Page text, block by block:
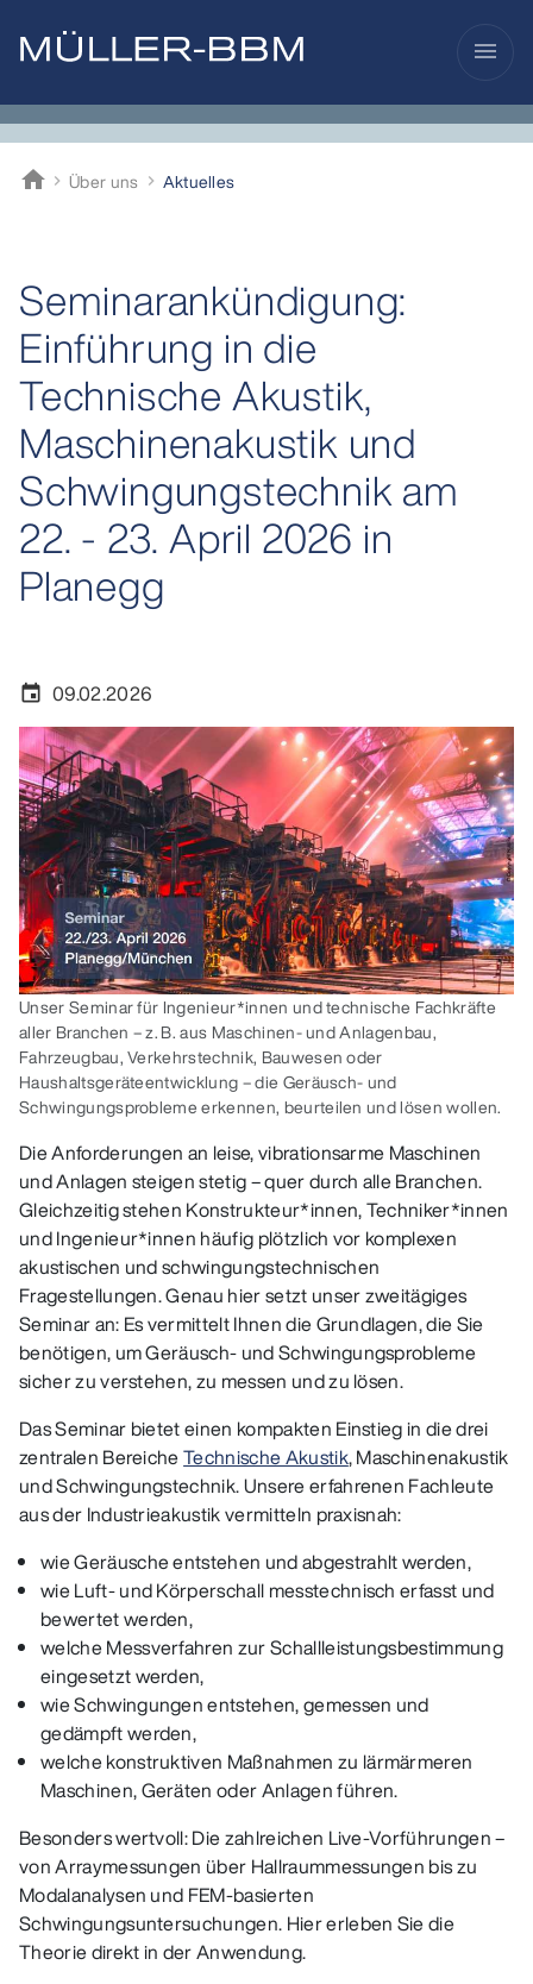
menu
home
Müller-BBMÜber uns Aktuelles
Seminarankündigung:
Einführung in die
Technische Akustik,
Maschinenakustik und
Schwingungstechnik am
22. - 23. April 2026 in
Planegg
event 09.02.2026
Unser Seminar für Ingenieur*innen und technische Fachkräfte
aller Branchen – z. B. aus Maschinen- und Anlagenbau,
Fahrzeugbau, Verkehrstechnik, Bauwesen oder
Haushaltsgeräteentwicklung – die Geräusch- und
Schwingungsprobleme erkennen, beurteilen und lösen wollen.
Die Anforderungen an leise, vibrationsarme Maschinen
und Anlagen steigen stetig – quer durch alle Branchen.
Gleichzeitig stehen Konstrukteur*innen, Techniker*innen
und Ingenieur*innen häufig plötzlich vor komplexen
akustischen und schwingungstechnischen
Fragestellungen. Genau hier setzt unser zweitägiges
Seminar an: Es vermittelt Ihnen die Grundlagen, die Sie
benötigen, um Geräusch- und Schwingungsprobleme
sicher zu verstehen, zu messen und zu lösen.
Das Seminar bietet einen kompakten Einstieg in die drei
zentralen BereicheTechnische Akustik, Maschinenakustik
und Schwingungstechnik. Unsere erfahrenen Fachleute
aus der Industrieakustik vermitteln praxisnah:
wie Geräusche entstehen und abgestrahlt werden,
wie Luft- und Körperschall messtechnisch erfasst und
bewertet werden,
welche Messverfahren zur Schallleistungsbestimmung
eingesetzt werden,
wie Schwingungen entstehen, gemessen und
gedämpft werden,
welche konstruktiven Maßnahmen zu lärmärmeren
Maschinen, Geräten oder Anlagen führen.
Besonders wertvoll: Die zahlreichen Live-Vorführungen –
von Arraymessungen über Hallraummessungen bis zu
Modalanalysen und FEM‑basierten
Schwingungsuntersuchungen. Hier erleben Sie die
Theorie direkt in der Anwendung.